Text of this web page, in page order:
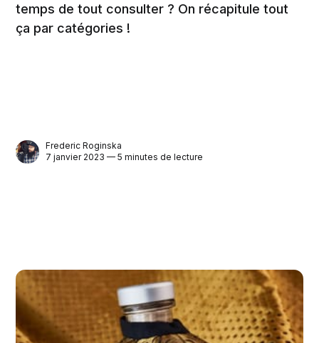
temps de tout consulter ? On récapitule tout
ça par catégories !
Frederic Roginska
7 janvier 2023 — 5 minutes de lecture